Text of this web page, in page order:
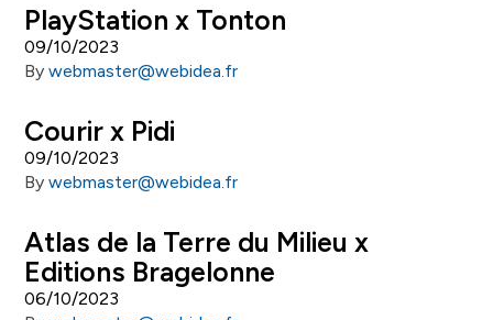
PlayStation x Tonton
09/10/2023
Bywebmaster@webidea.fr
Courir x Pidi
09/10/2023
Bywebmaster@webidea.fr
Atlas de la Terre du Milieu x
Editions Bragelonne
06/10/2023